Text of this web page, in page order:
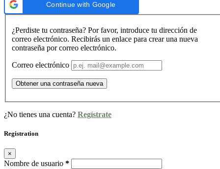
Continue with Google
¿Perdiste tu contraseña? Por favor, introduce tu dirección de
correo electrónico. Recibirás un enlace para crear una nueva
contraseña por correo electrónico.
Correo electrónico
Obtener una contraseña nueva
¿No tienes una cuenta? Regístrate
Registration
×
Nombre de usuario *